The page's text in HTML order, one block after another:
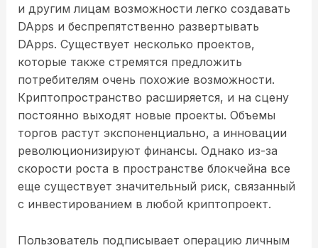
и другим лицам возможности легко создавать
DApps и беспрепятственно развертывать
DApps. Существует несколько проектов,
которые также стремятся предложить
потребителям очень похожие возможности.
Криптопространство расширяется, и на сцену
постоянно выходят новые проекты. Объемы
торгов растут экспоненциально, а инновации
революционизируют финансы. Однако из-за
скорости роста в пространстве блокчейна все
еще существует значительный риск, связанный
с инвестированием в любой криптопроект.
Пользователь подписывает операцию личным